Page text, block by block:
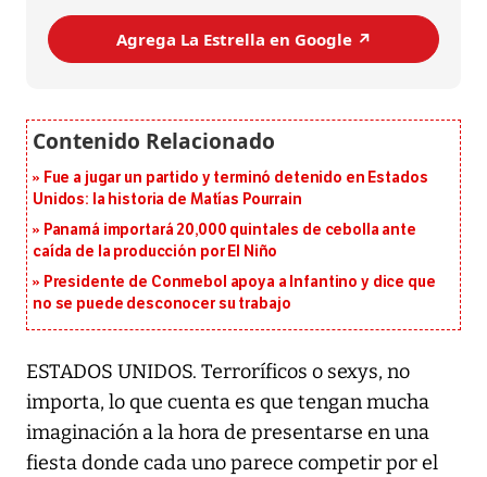
Agrega La Estrella en Google ↗️
Fue a jugar un partido y terminó detenido en Estados
Unidos: la historia de Matías Pourrain
Panamá importará 20,000 quintales de cebolla ante
caída de la producción por El Niño
Presidente de Conmebol apoya a Infantino y dice que
no se puede desconocer su trabajo
ESTADOS UNIDOS. Terroríficos o sexys, no
importa, lo que cuenta es que tengan mucha
imaginación a la hora de presentarse en una
fiesta donde cada uno parece competir por el